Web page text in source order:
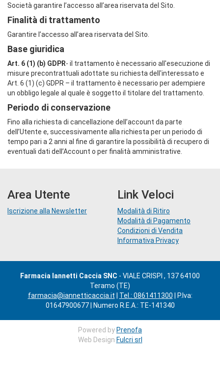
Società garantire l’accesso all’area riservata del Sito.
Finalità di trattamento
Garantire l’accesso all’area riservata del Sito.
Base giuridica
Art. 6 (1) (b) GDPR- il trattamento è necessario all'esecuzione di
misure precontrattuali adottate su richiesta dell'interessato e
Art. 6 (1) (c) GDPR – il trattamento è necessario per adempiere
un obbligo legale al quale è soggetto il titolare del trattamento.
Periodo di conservazione
Fino alla richiesta di cancellazione dell’account da parte
dell’Utente e, successivamente alla richiesta per un periodo di
tempo pari a 2 anni al fine di garantire la possibilità di recupero di
eventuali dati dell’Account o per finalità amministrative.
Area Utente
Iscrizione alla Newsletter
Link Veloci
Modalità di Ritiro
Modalità di Pagamento
Condizioni di Vendita
Informativa Privacy
Farmacia Iannetti Caccia SNC - VIALE CRISPI , 137 64100
Teramo (TE)
farmacia@iannetticaccia.it | Tel.: 0861411300 | P.Iva:
01647900677 | Numero R.E.A.: TE-141340
Powered byPrenofa
Web Design Fulcri srl